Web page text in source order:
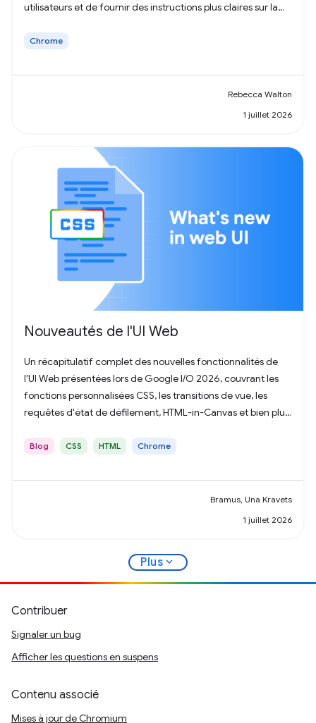
utilisateurs et de fournir des instructions plus claires sur la
Chrome
Rebecca Walton
1 juillet 2026
Nouveautés de l'UI Web
Un récapitulatif complet des nouvelles fonctionnalités de
l'UI Web présentées lors de Google I/O 2026, couvrant les
fonctions personnalisées CSS, les transitions de vue, les
requêtes d'état de défilement, HTML-in-Canvas et bien plus
Blog CSS HTML Chrome
Bramus, Una Kravets
1 juillet 2026
Plus expand_more
Contribuer
Signaler un bug
Afficher les questions en suspens
Contenu associé
Mises à jour de Chromium